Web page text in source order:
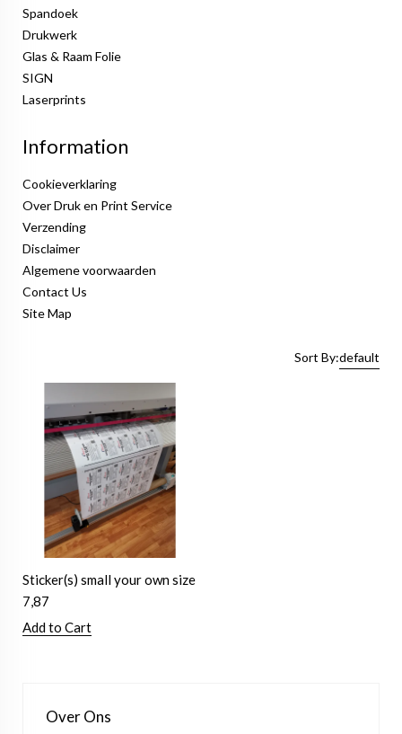
Spandoek
Drukwerk
Glas & Raam Folie
SIGN
Laserprints
Information
Cookieverklaring
Over Druk en Print Service
Verzending
Disclaimer
Algemene voorwaarden
Contact Us
Site Map
Sort By:default
Sticker(s) small your own size
7,87
Add to Cart
Over Ons